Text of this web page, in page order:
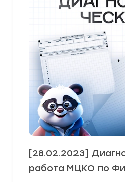
[28.02.2023]
работа МЦКО по